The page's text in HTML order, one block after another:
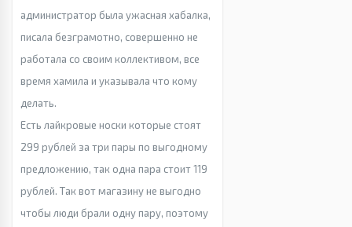
администратор была ужасная хабалка,
писала безграмотно, совершенно не
работала со своим коллективом, все
время хамила и указывала что кому
делать.
Есть лайкровые носки которые стоят
299 рублей за три пары по выгодному
предложению, так одна пара стоит 119
рублей. Так вот магазину не выгодно
чтобы люди брали одну пару, поэтому